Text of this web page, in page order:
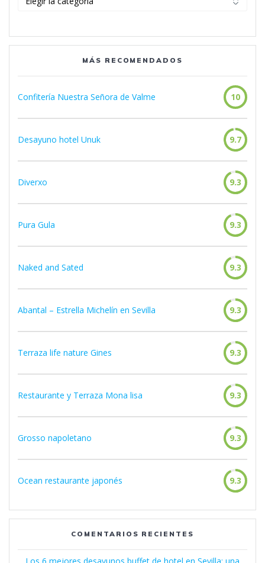
MÁS RECOMENDADOS
Confitería Nuestra Señora de Valme 10
Desayuno hotel Unuk 9.7
Diverxo 9.3
Pura Gula 9.3
Naked and Sated 9.3
Abantal – Estrella Michelín en Sevilla 9.3
Terraza life nature Gines 9.3
Restaurante y Terraza Mona lisa 9.3
Grosso napoletano 9.3
Ocean restaurante japonés 9.3
COMENTARIOS RECIENTES